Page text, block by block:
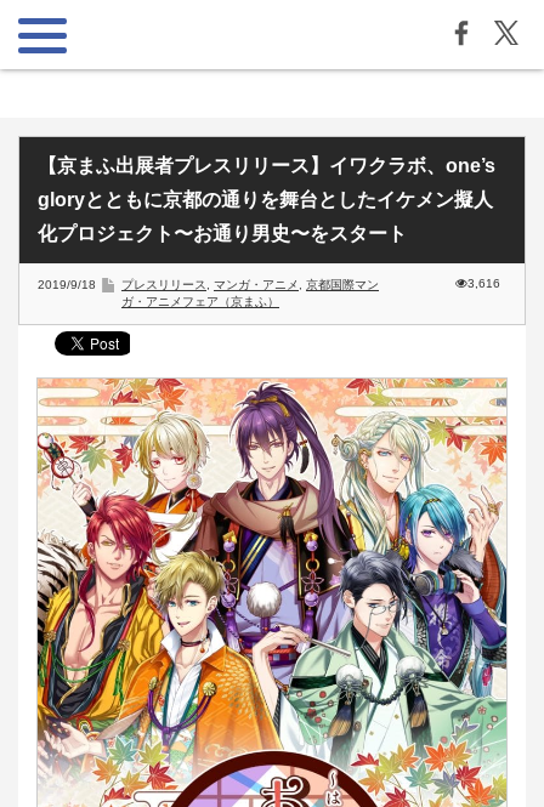
【京まふ出展者プレスリリース】イワクラボ、one’s
gloryとともに京都の通りを舞台としたイケメン擬人
化プロジェクト〜お通り男史〜をスタート
2019/9/18 プレスリリース マンガ・アニメ
京都国際マン
ガ・アニメフェア（京まふ）
3,616